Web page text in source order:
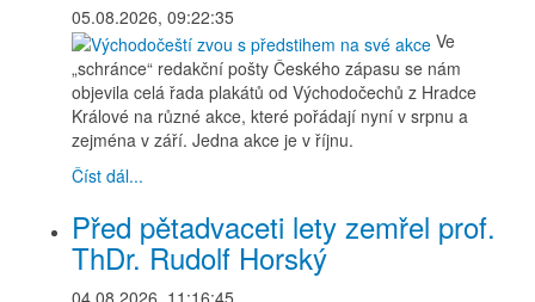
05.08.2026, 09:22:35
Ve
„schránce“ redakční pošty Českého zápasu se nám
objevila celá řada plakátů od Východočechů z Hradce
Králové na různé akce, které pořádají nyní v srpnu a
zejména v září. Jedna akce je v říjnu.
Číst dál...
Před pětadvaceti lety zemřel prof.
ThDr. Rudolf Horský
04.08.2026, 11:16:45